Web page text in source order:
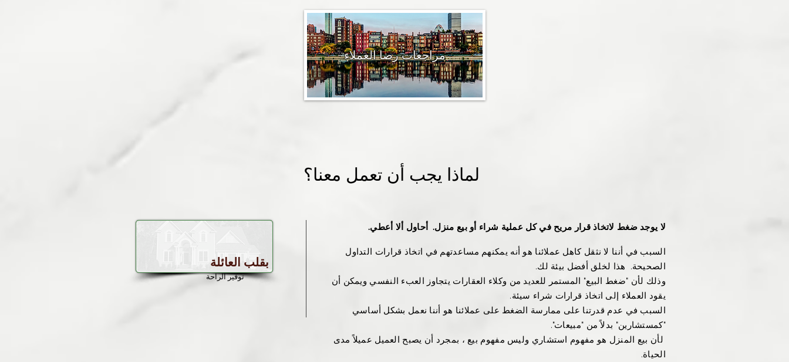
مراجعات رضا العملاء
بقلب العائلة
​توفير الراحة
لا يوجد ضغط لاتخاذ قرار مريح في كل عملية شراء أو بيع منزل. أحاول ألا أعطي.
السبب في أننا لا نثقل كاهل عملائنا هو أنه يمكنهم مساعدتهم في اتخاذ قرارات التداول
الصحيحة.
هذا لخلق أفضل بيئة لك.
وذلك لأن "ضغط البيع" المستمر للعديد من وكلاء العقارات يتجاوز العبء النفسي ويمكن أن
يقود العملاء إلى اتخاذ قرارات شراء سيئة.
السبب في عدم قدرتنا على ممارسة الضغط على عملائنا هو أننا نعمل بشكل أساسي
"كمستشارين" بدلاً من "مبيعات".
لأن بيع المنزل هو مفهوم استشاري وليس مفهوم بيع ، بمجرد أن يصبح العميل عميلاً مدى
الحياة.